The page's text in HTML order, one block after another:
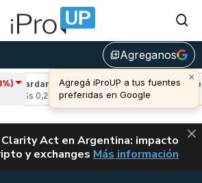
library_addAgreganos
×
Agregá iProUP a tus fuentes
preferidas en Google
(-0,56%)
u$s 0,20
Avalanche
u$s 6,55
ALERTA
Act en Argentina: impacto
y exchanges CLARITY ACT EN
Más información